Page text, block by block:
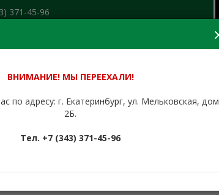
371-45-96
ВНИМАНИЕ! МЫ ПЕРЕЕХАЛИ!
по адресу: г. Екатеринбург, ул. Мельковская, дом
2Б.
Тел. +7 (343) 371-45-96